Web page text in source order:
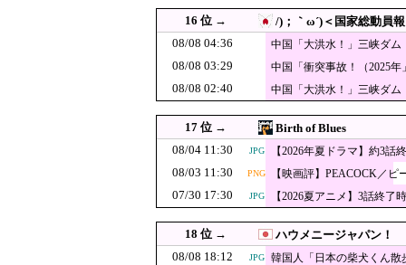
ｗｗｗｗｗｗｗｗｗ
08/08 12:35 JPG
韓国人「フラン
ンダルに発展し
08/08 12:31 韓国人「日本は市民
08/08 12:29 ［社説］永住厳格化で外国
08/08 12:10
【おわった】三
はじまる
08/08 12:09 視聴者に嫌がら
08/08 12:08 PNG
【高市ガーｗ】研究
た石破前総理もして
08/08 12:07 PNG 韓国メディア「幻と
08/08 12:07 JPG 韓国人「村上宗隆パワー
08/08 12:05 JPG
韓国人「我が国
メなやつ…（ﾌﾞﾙ
08/08 12:00 JPG #韓国質問サイト 『
16 位 → /)；｀ω´)＜国家総動員報
08/08 04:36
中国「大洪水！」三峡ダ
発生」→
08/08 03:29
中国「衝突事故！（2025
（2026年」→
08/08 02:40
中国「大洪水！」三峡ダム
17 位 → Birth of Blues
08/04 11:30 JPG 【2026年夏ドラマ】約3
08/03 11:30 PNG 【映画評】PEACOCK／ピ
07/30 17:30 JPG 【2026夏アニメ】3話終了
18 位 → ハウメニージャパン！
08/08 18:12 JPG 韓国人「日本の柴犬くん散